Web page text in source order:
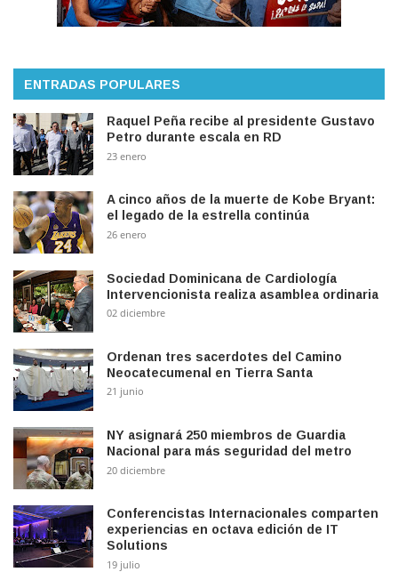
ENTRADAS POPULARES
Raquel Peña recibe al presidente Gustavo
Petro durante escala en RD
23 enero
A cinco años de la muerte de Kobe Bryant:
el legado de la estrella continúa
26 enero
Sociedad Dominicana de Cardiología
Intervencionista realiza asamblea ordinaria
02 diciembre
Ordenan tres sacerdotes del Camino
Neocatecumenal en Tierra Santa
21 junio
NY asignará 250 miembros de Guardia
Nacional para más seguridad del metro
20 diciembre
Conferencistas Internacionales comparten
experiencias en octava edición de IT
Solutions
19 julio